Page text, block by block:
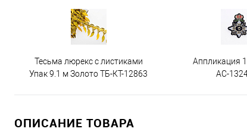
Тесьма люрекс с листиками
Упак 9.1 м Золото ТБ-КТ-12863
Аппликация
АС-
ОПИСАНИЕ ТОВАРА